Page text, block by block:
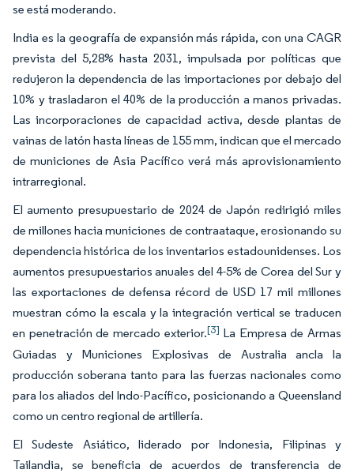
se está moderando.
India es la geografía de expansión más rápida, con una CAGR
prevista del 5,28% hasta 2031, impulsada por políticas que
redujeron la dependencia de las importaciones por debajo del
10% y trasladaron el 40% de la producción a manos privadas.
Las incorporaciones de capacidad activa, desde plantas de
vainas de latón hasta líneas de 155 mm, indican que el mercado
de municiones de Asia Pacífico verá más aprovisionamiento
intrarregional.
El aumento presupuestario de 2024 de Japón redirigió miles
de millones hacia municiones de contraataque, erosionando su
dependencia histórica de los inventarios estadounidenses. Los
aumentos presupuestarios anuales del 4-5% de Corea del Sur y
las exportaciones de defensa récord de USD 17 mil millones
muestran cómo la escala y la integración vertical se traducen
en penetración de mercado exterior.[3] La Empresa de Armas
Guiadas y Municiones Explosivas de Australia ancla la
producción soberana tanto para las fuerzas nacionales como
para los aliados del Indo-Pacífico, posicionando a Queensland
como un centro regional de artillería.
El Sudeste Asiático, liderado por Indonesia, Filipinas y
Tailandia, se beneficia de acuerdos de transferencia de